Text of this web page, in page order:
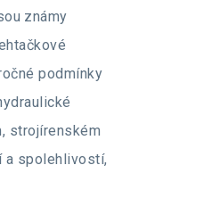
známy
podmínky
strojírenském
a spolehlivostí,